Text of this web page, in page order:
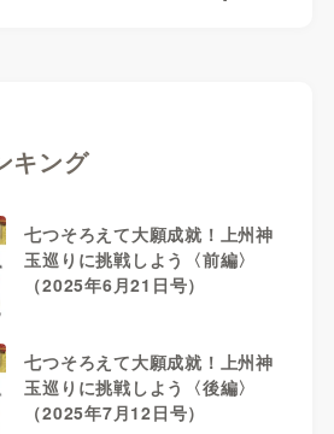
キング
七つそろえて大願成就！上州神
玉巡りに挑戦しよう〈前編〉
（2025年6月21日号）
七つそろえて大願成就！上州神
玉巡りに挑戦しよう〈後編〉
（2025年7月12日号）